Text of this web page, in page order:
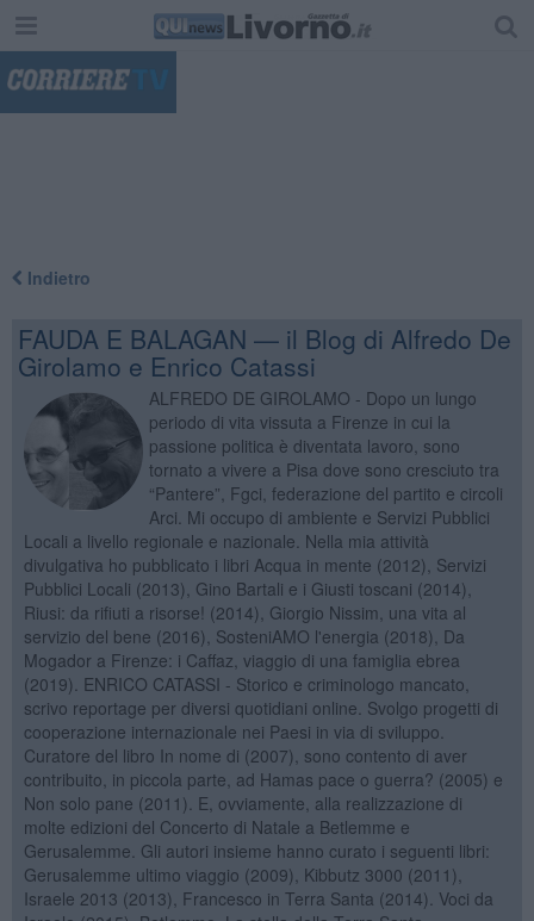
Indietro
FAUDA E BALAGAN — il Blog di Alfredo De
Girolamo e Enrico Catassi
ALFREDO DE GIROLAMO - Dopo un lungo
periodo di vita vissuta a Firenze in cui la
passione politica è diventata lavoro, sono
tornato a vivere a Pisa dove sono cresciuto tra
“Pantere”, Fgci, federazione del partito e circoli
Arci. Mi occupo di ambiente e Servizi Pubblici
Locali a livello regionale e nazionale. Nella mia attività
divulgativa ho pubblicato i libri Acqua in mente (2012), Servizi
Pubblici Locali (2013), Gino Bartali e i Giusti toscani (2014),
Riusi: da rifiuti a risorse! (2014), Giorgio Nissim, una vita al
servizio del bene (2016), SosteniAMO l'energia (2018), Da
Mogador a Firenze: i Caffaz, viaggio di una famiglia ebrea
(2019). ENRICO CATASSI - Storico e criminologo mancato,
scrivo reportage per diversi quotidiani online. Svolgo progetti di
cooperazione internazionale nei Paesi in via di sviluppo.
Curatore del libro In nome di (2007), sono contento di aver
contribuito, in piccola parte, ad Hamas pace o guerra? (2005) e
Non solo pane (2011). E, ovviamente, alla realizzazione di
molte edizioni del Concerto di Natale a Betlemme e
Gerusalemme. Gli autori insieme hanno curato i seguenti libri:
Gerusalemme ultimo viaggio (2009), Kibbutz 3000 (2011),
Israele 2013 (2013), Francesco in Terra Santa (2014). Voci da